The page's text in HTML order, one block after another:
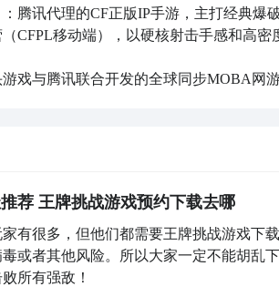
腾讯代理的CF正版IP手游，主打经典爆
CFPL移动端），以硬核射击手感和高密
戏与腾讯联合开发的全球同步MOBA网
荐 王牌挑战游戏预约下载去哪
有很多，但他们都需要王牌挑战游戏下
毒或者其他风险。所以大家一定不能胡乱
所有强敌！